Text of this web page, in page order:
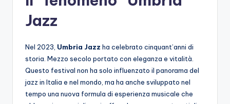
Jazz
Nel 2023, Umbria Jazz ha celebrato cinquant’anni di
storia. Mezzo secolo portato con eleganza e vitalità.
Questo festival non ha solo influenzato il panorama del
jazz in Italia e nel mondo, ma ha anche sviluppato nel
tempo una nuova formula di esperienza musicale che